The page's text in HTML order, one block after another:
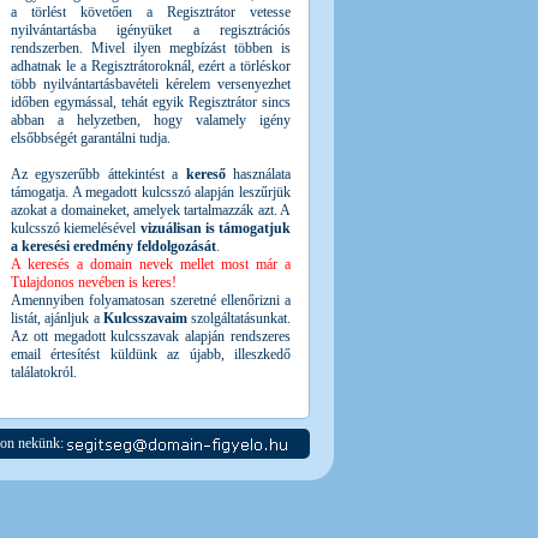
a törlést követően a Regisztrátor vetesse
nyilvántartásba igényüket a regisztrációs
rendszerben. Mivel ilyen megbízást többen is
adhatnak le a Regisztrátoroknál, ezért a törléskor
több nyilvántartásbavételi kérelem versenyezhet
időben egymással, tehát egyik Regisztrátor sincs
abban a helyzetben, hogy valamely igény
elsőbbségét garantálni tudja.
Az egyszerűbb áttekintést a keresőhasználata
támogatja. A megadott kulcsszó alapján leszűrjük
azokat a domaineket, amelyek tartalmazzák azt. A
kulcsszó kiemelésével vizuálisan is támogatjuk
a keresési eredmény feldolgozását.
A keresés a domain nevek mellet most már a
Tulajdonos nevében is keres!
Amennyiben folyamatosan szeretné ellenőrizni a
listát, ajánljuk a Kulcsszavaimszolgáltatásunkat.
Az ott megadott kulcsszavak alapján rendszeres
email értesítést küldünk az újabb, illeszkedő
találatokról.
nekünk: